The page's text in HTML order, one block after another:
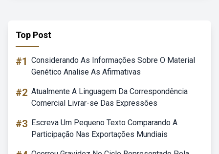
Top Post
#1 Considerando As Informações Sobre O Material
Genético Analise As Afirmativas
#2 Atualmente A Linguagem Da Correspondência
Comercial Livrar-se Das Expressões
#3 Escreva Um Pequeno Texto Comparando A
Participação Nas Exportações Mundiais